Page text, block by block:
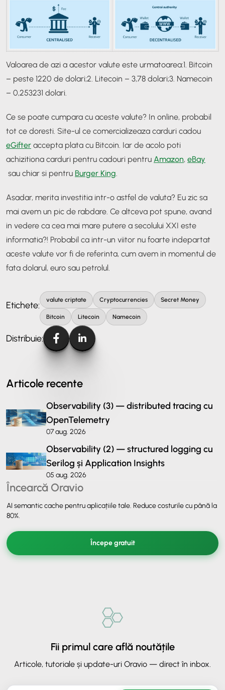
Valoarea de azi a acestor valute este urmatoarea:1. Bitcoin
– peste 1220 de dolari;2. Litecoin – 3,78 dolari;3. Namecoin
– 0,253231 dolari.
Ce se poate cumpara cu aceste valute? In online, probabil
tot ce doresti. Site-ul ce comercializeaza carduri cadou
eGifter accepta plata cu Bitcoin. Iar de acolo poti
achizitiona carduri pentru cadouri pentru Amazon, eBay
sau chiar si pentru Burger King
Asadar, merita investitia intr-o astfel de valuta? Eu zic sa
mai avem un pic de rabdare. Ce altceva pot spune, avand
in vedere ca cea mai mare putere a secolului XXI este
informatia?! Probabil ca intr-un viitor nu foarte indepartat
aceste valute vor fi de referinta, cum avem in momentul de
fata dolarul, euro sau petrolul.
Etichete: valute criptate Cryptocurrencies Secret Money
Bitcoin Litecoin Namecoin
Distribuie:
Articole recente
Observability (3) — distributed tracing cu
OpenTelemetry
07 aug. 2026
Observability (2) — structured logging cu
Serilog și Application Insights
05 aug. 2026
Încearcă Oravio
AI semantic cache pentru aplicațiile tale. Reduce costurile cu până la
80%.
Începe gratuit
Fii primul care află noutățile
Articole, tutoriale și update-uri Oravio — direct în inbox.